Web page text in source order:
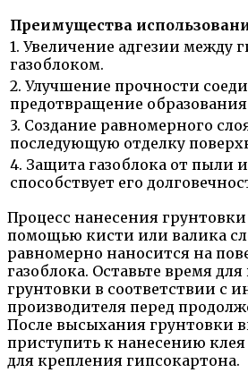
Преимущества
1. Увеличение адгезии между
газоблоком.
2. Улучшение прочности
предотвращение
3. Создание равномерного
последующую отделку
4. Защита газоблока от пыли
способствует его
Процесс нанесения грунтовки
помощью кисти или валика
равномерно наносится на
газоблока. Оставьте время
грунтовки в соответствии с
производителя перед
После высыхания грунтовки
приступить к нанесению
для крепления гипсокартона.